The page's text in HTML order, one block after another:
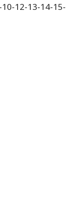
12-13-14-15-